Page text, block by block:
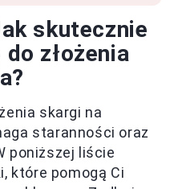
skutecznie
złożenia
skargi na
staranności oraz
poniższej liście
które pomogą Ci